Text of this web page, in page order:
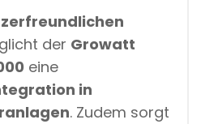
der Growatt
eine
in
. Zudem sorgt